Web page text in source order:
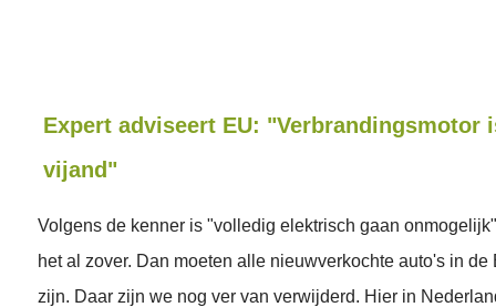
Expert adviseert EU: "Verbrandingsmotor
vijand"
Volgens de kenner is "volledig elektrisch gaan
het al zover. Dan moeten alle nieuwverkochte auto's in de
zijn. Daar zijn we nog ver van verwijderd. Hier in